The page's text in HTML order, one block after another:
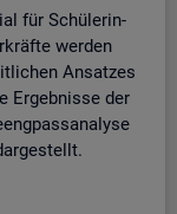
für Schü­le­rin­
wer­den
An­sat­zes
Er­geb­nis­se der